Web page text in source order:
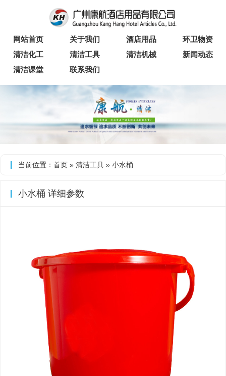
网站首页 关于我们 酒店用品
环卫物资
清洁化工
清洁工具 清洁机械
新闻动态
清洁课堂
联系我们
当前位置： 首页 » 清洁工具 » 小水桶
小水桶 详细参数